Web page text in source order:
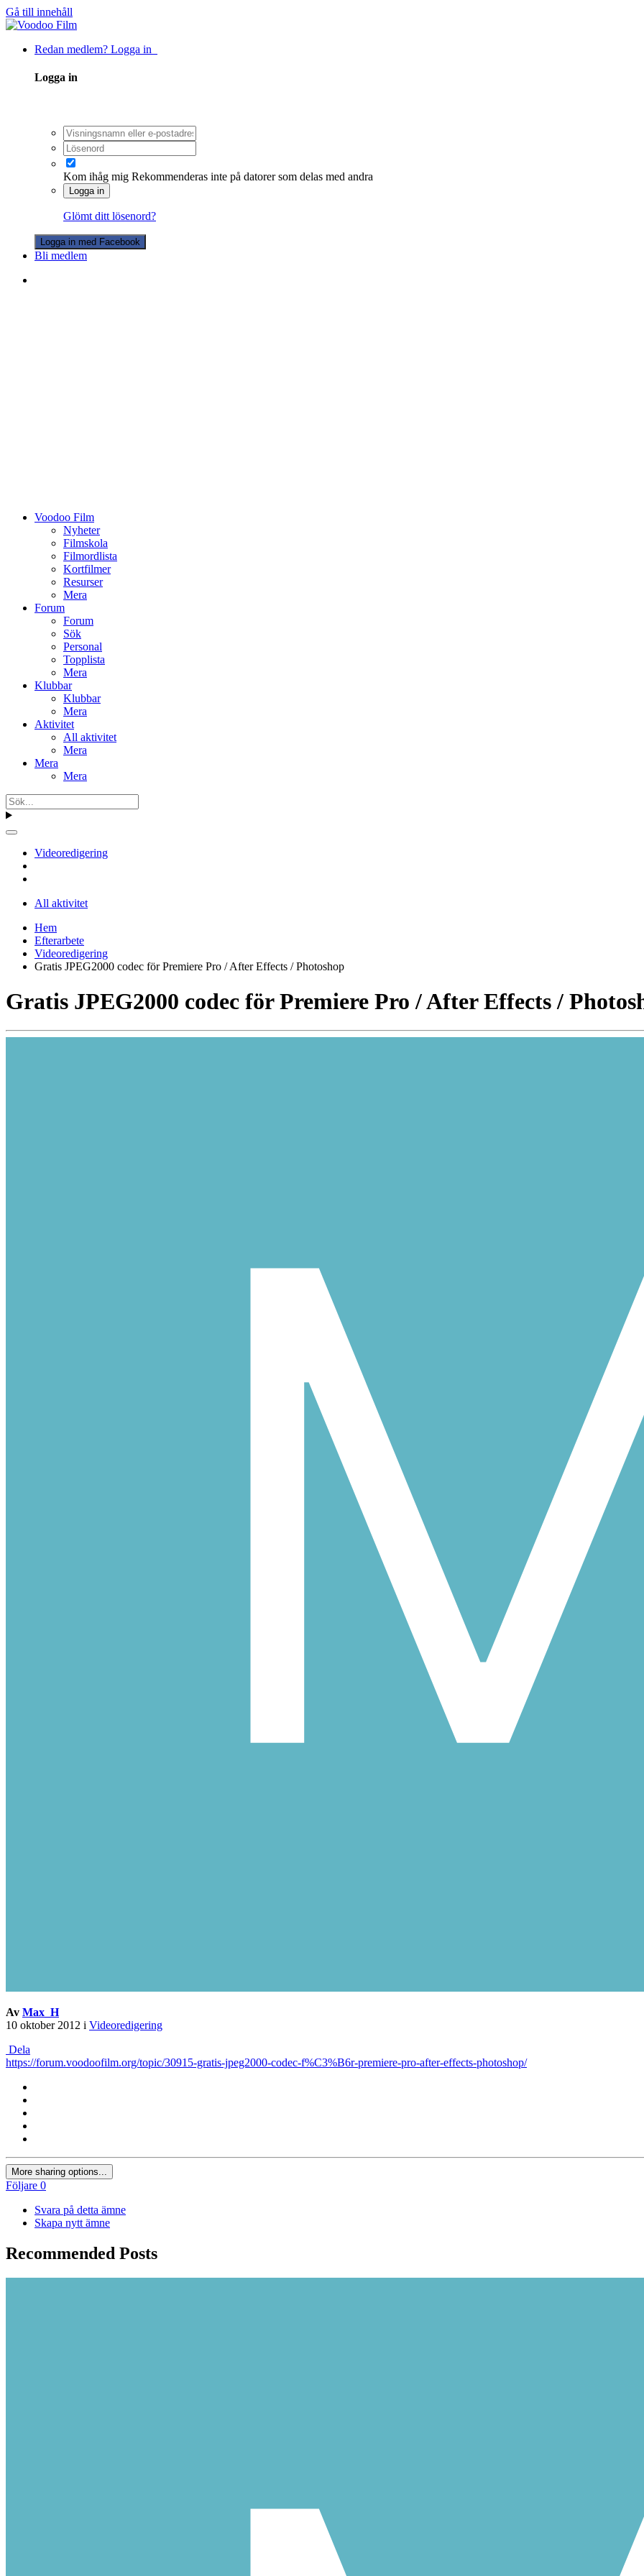
Gå till innehåll
Redan medlem? Logga in
Logga in
Kom ihåg mig Rekommenderas inte på datorer som delas med andra
Logga in
Glömt ditt lösenord?
Logga in med Facebook
Bli medlem
Voodoo Film
Nyheter
Filmskola
Filmordlista
Kortfilmer
Resurser
Mera
Forum
Forum
Sök
Personal
Topplista
Mera
Klubbar
Klubbar
Mera
Aktivitet
All aktivitet
Mera
Mera
Mera
Videoredigering
All aktivitet
Hem
Efterarbete
Videoredigering
Gratis JPEG2000 codec för Premiere Pro / After Effects / Photoshop
Gratis JPEG2000 codec för Premiere Pro / After Effects /
Av Max_H
10 oktober 2012 i Videoredigering
Dela
https://forum.voodoofilm.org/topic/30915-gratis-jpeg2000-codec-f%C3%B6r-premiere-pro-after-effects-photoshop/
More sharing options...
Följare 0
Svara på detta ämne
Skapa nytt ämne
Recommended Posts